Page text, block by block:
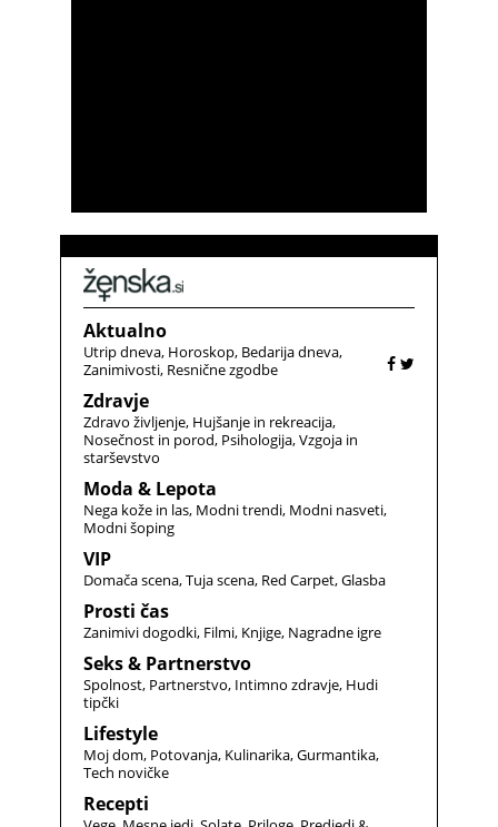
Aktualno
Utrip dneva Horoskop Bedarija dneva
Zanimivosti Resnične zgodbe
Zdravje
Zdravo življenje Hujšanje in rekreacija
Nosečnost in porod Psihologija Vzgoja in
starševstvo
Moda & Lepota
Nega kože in las Modni trendi Modni nasveti
Modni šoping
VIP
Domača scena Tuja scena Red Carpet Glasba
Prosti čas
Zanimivi dogodki Filmi Knjige Nagradne igre
Seks & Partnerstvo
Spolnost Partnerstvo Intimno zdravje Hudi
tipčki
Lifestyle
Moj dom Potovanja Kulinarika Gurmantika
Tech novičke
Recepti